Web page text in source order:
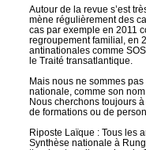
Autour de la revue s’est
mène régulièrement des
cas par exemple en 2011
regroupement familial, en
antinationales comme
le Traité transatlantique.
Mais nous ne sommes
nationale, comme son
Nous cherchons toujours
de formations ou de
Riposte Laïque : Tous les
Synthèse nationale à